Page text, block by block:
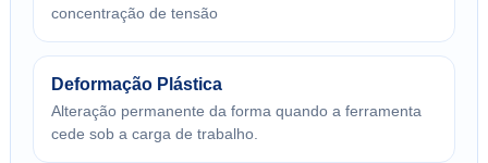
concentração de tensão
Deformação Plástica
Alteração permanente da forma quando a ferramenta
cede sob a carga de trabalho.